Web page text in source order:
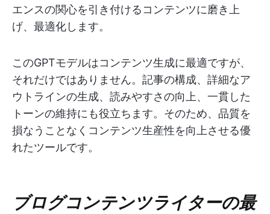
エンスの関心を引き付けるコンテンツに磨き上
げ、最適化します。
このGPTモデルはコンテンツ生成に最適ですが、
それだけではありません。記事の構成、詳細なア
ウトラインの生成、読みやすさの向上、一貫した
トーンの維持にも役立ちます。そのため、品質を
損なうことなくコンテンツ生産性を向上させる優
れたツールです。
ブログコンテンツライターの最